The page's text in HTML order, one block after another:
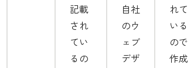
記載
され
てい
るの
自社
のウ
ェブ
デザ
れて
いる
ので
作成